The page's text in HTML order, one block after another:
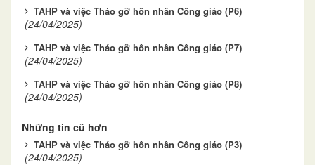
TAHP và việc Tháo gỡ hôn nhân Công giáo (P6)
(24/04/2025)
TAHP và việc Tháo gỡ hôn nhân Công giáo (P7)
(24/04/2025)
TAHP và việc Tháo gỡ hôn nhân Công giáo (P8)
(24/04/2025)
Những tin cũ hơn
TAHP và việc Tháo gỡ hôn nhân Công giáo (P3)
(24/04/2025)